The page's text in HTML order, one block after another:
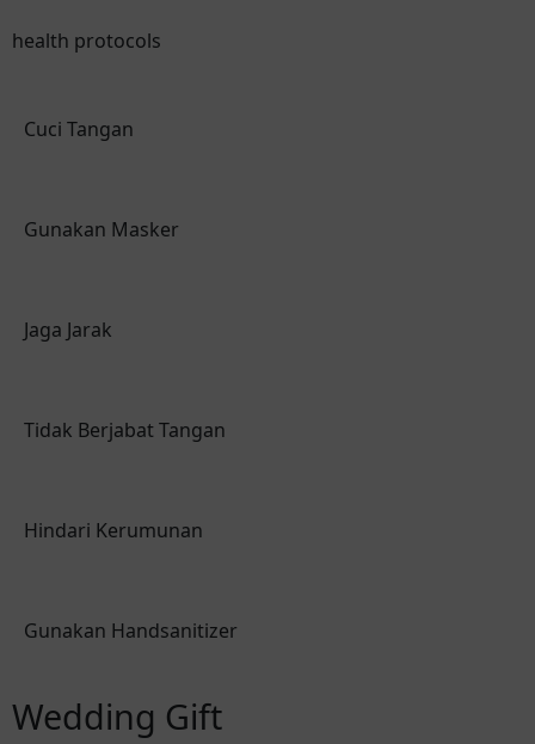
health protocols
Cuci Tangan
Gunakan Masker
Jaga Jarak
Tidak Berjabat Tangan
Hindari Kerumunan
Gunakan Handsanitizer
Wedding Gift